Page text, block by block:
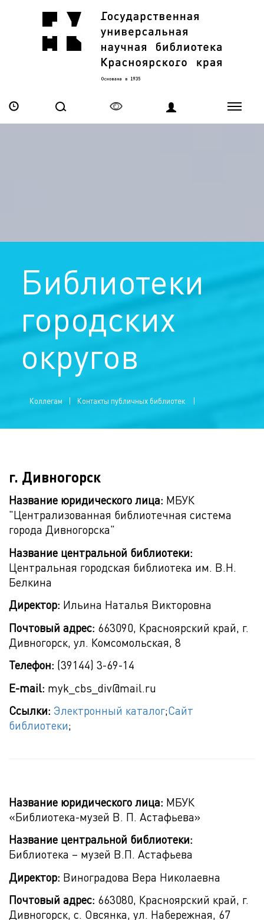
Библиотеки
городских
округов
Коллегам Контакты публичных библиотек
г. Дивногорск
Название юридического лица: МБУК
"Централизованная библиотечная система
города Дивногорска"
Название центральной библиотеки:
Центральная городская библиотека им. В.Н.
Белкина
Директор: Ильина Наталья Викторовна
Почтовый адрес: 663090, Красноярский край, г.
Дивногорск, ул. Комсомольская, 8
Телефон: (39144) 3-69-14
E-mail: myk_cbs_div@mail.ru
Ссылки: Электронный каталог;Сайт
библиотеки;
Название юридического лица: МБУК
«Библиотека-музей В. П. Астафьева»
Название центральной библиотеки:
Библиотека – музей В.П. Астафьева
Директор: Виноградова Вера Николаевна
Почтовый адрес: 663080, Красноярский край, г.
Дивногорск, с. Овсянка, ул. Набережная, 67